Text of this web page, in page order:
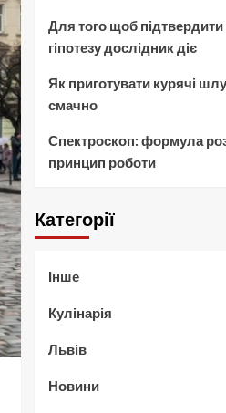
Для того щоб підтвердити
гіпотезу дослідник діє
Як приготувати курячі
смачно
Спектроскоп: формула
принцип роботи
Категорії
Інше
Кулінарія
Львів
Новини